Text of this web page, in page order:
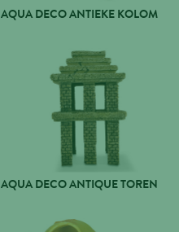
AQUA DECO ANTIEKE KOLOM
AQUA DECO ANTIQUE TOREN